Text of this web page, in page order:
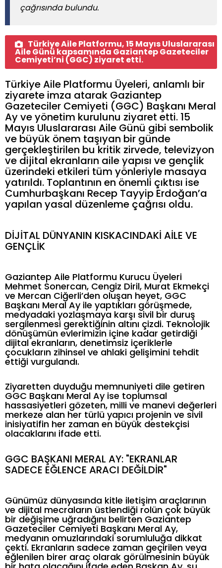
çağrısında bulundu.
Türkiye Aile Platformu, 15 Mayıs Uluslararası
Aile Günü kapsamında Gaziantep Gazeteciler
Cemiyeti’ni (GGC) ziyaret etti.
Türkiye Aile Platformu Üyeleri, anlamlı bir
ziyarete imza atarak Gaziantep
Gazeteciler Cemiyeti (GGC) Başkanı Meral
Ay ve yönetim kurulunu ziyaret etti. 15
Mayıs Uluslararası Aile Günü gibi sembolik
ve büyük önem taşıyan bir günde
gerçekleştirilen bu kritik zirvede, televizyon
ve dijital ekranların aile yapısı ve gençlik
üzerindeki etkileri tüm yönleriyle masaya
yatırıldı. Toplantının en önemli çıktısı ise
Cumhurbaşkanı Recep Tayyip Erdoğan’a
yapılan yasal düzenleme çağrısı oldu.
DİJİTAL DÜNYANIN KISKACINDAKİ AİLE VE
GENÇLİK
Gaziantep Aile Platformu Kurucu Üyeleri
Mehmet Sonercan, Cengiz Diril, Murat Ekmekçi
ve Mercan Ciğerli’den oluşan heyet, GGC
Başkanı Meral Ay ile yaptıkları görüşmede,
medyadaki yozlaşmaya karşı sivil bir duruş
sergilenmesi gerektiğinin altını çizdi. Teknolojik
dönüşümün evlerimizin içine kadar getirdiği
dijital ekranların, denetimsiz içeriklerle
çocukların zihinsel ve ahlaki gelişimini tehdit
ettiği vurgulandı.
Ziyaretten duyduğu memnuniyeti dile getiren
GGC Başkanı Meral Ay ise toplumsal
hassasiyetleri gözeten, milli ve manevi değerleri
merkeze alan her türlü yapıcı projenin ve sivil
inisiyatifin her zaman en büyük destekçisi
olacaklarını ifade etti.
GGC BAŞKANI MERAL AY: "EKRANLAR
SADECE EĞLENCE ARACI DEĞİLDİR"
Günümüz dünyasında kitle iletişim araçlarının
ve dijital mecraların üstlendiği rolün çok büyük
bir değişime uğradığını belirten Gaziantep
Gazeteciler Cemiyeti Başkanı Meral Ay,
medyanın omuzlarındaki sorumluluğa dikkat
çekti. Ekranların sadece zaman geçirilen veya
eğlenilen birer araç olarak görülmesinin büyük